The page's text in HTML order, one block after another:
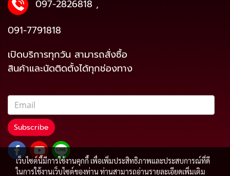
097-2826818 ,
091-7791818
เปิดบริการทุกวัน สามารถสั่งซื้อ
สินค้าและนัดติดตั้งได้ทุกช่องทาง
Subscribe
เว็บไซต์นี้มีการใช้งานคุกกี้ เพื่อเพิ่มประสิทธิภาพและประสบการณ์ที่ดี
ในการใช้งานเว็บไซต์ของท่าน ท่านสามารถอ่านรายละเอียดเพิ่มเติม